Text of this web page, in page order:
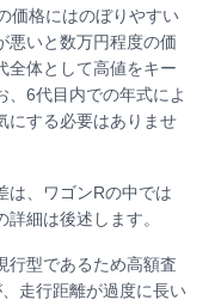
価格にはのぼりやすい
悪いと数万円程度の価
全体として高値をキー
、6代目内での年式によ
にする必要はありませ
は、ワゴンRの中では
細は後述します。
行型であるため高額査
走行距離が過度に長い